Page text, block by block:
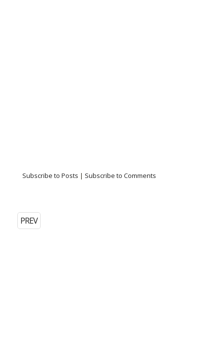
Subscribe to Posts | Subscribe to Comments
PREV